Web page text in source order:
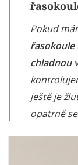
Pokud
řasokoule
chladnou
ještě je
opatrně